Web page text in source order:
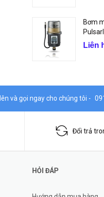
Bơm
Liên
và gọi ngay cho chúng tôi -
Đổi trả
HỎI ĐÁP